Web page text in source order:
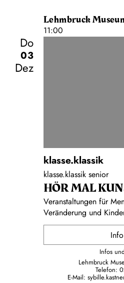
Lehmbruck
11:00
Do
03
Dez
klasse.klassik
klasse.klassik senior
HÖR MAL
Veranstaltungen für
Veränderung und
Info
Infos
Lehmbruck
Telefon:
E-Mail: